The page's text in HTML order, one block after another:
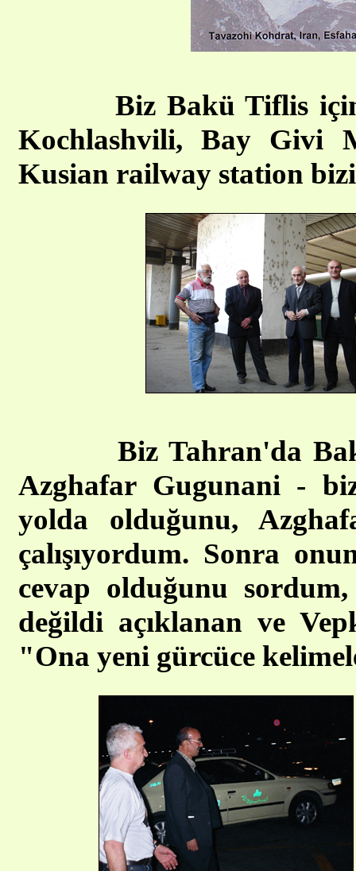
Biz Bakü Tiflis
Kochlashvili, Bay Givi
Kusian railway station
Biz Tahran'da
Azghafar Gugunani -
yolda olduğunu,
çalışıyordum. Sonra
cevap olduğunu
değildi açıklanan ve
"Ona yeni gürcüce